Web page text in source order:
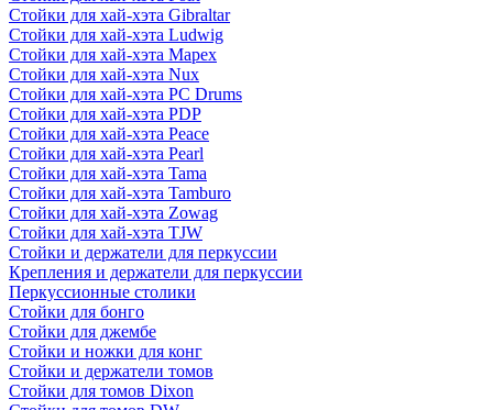
Стойки для хай-хэта Gibraltar
Стойки для хай-хэта Ludwig
Стойки для хай-хэта Mapex
Стойки для хай-хэта Nux
Стойки для хай-хэта PC Drums
Стойки для хай-хэта PDP
Стойки для хай-хэта Peace
Стойки для хай-хэта Pearl
Стойки для хай-хэта Tama
Стойки для хай-хэта Tamburo
Стойки для хай-хэта Zowag
Стойки для хай-хэта TJW
Стойки и держатели для перкуссии
Крепления и держатели для перкуссии
Перкуссионные столики
Стойки для бонго
Стойки для джембе
Стойки и ножки для конг
Стойки и держатели томов
Стойки для томов Dixon